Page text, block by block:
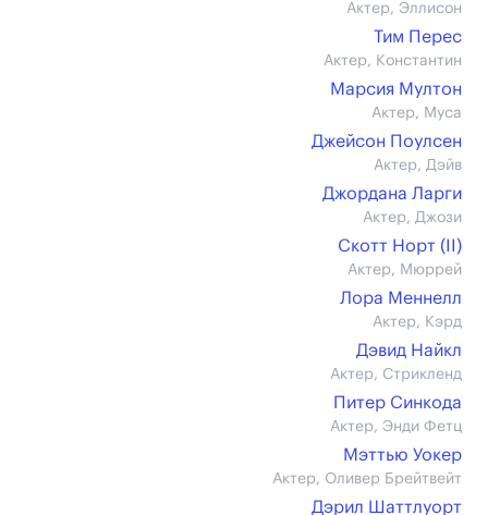
Актер, Эллисон
Тим Перес
Актер, Константин
Марсия Мултон
Актер, Муса
Джейсон Поулсен
Актер, Дэйв
Джордана Ларги
Актер, Джози
Скотт Норт (II)
Актер, Мюррей
Лора Меннелл
Актер, Кэрд
Дэвид Найкл
Актер, Стрикленд
Питер Синкода
Актер, Энди Фетц
Мэттью Уокер
Актер, Оливер Брейтвейт
Дэрил Шаттлуорт